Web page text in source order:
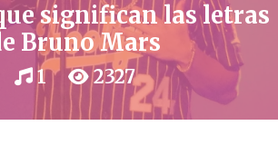
significan las letras
Bruno Mars
1 2327